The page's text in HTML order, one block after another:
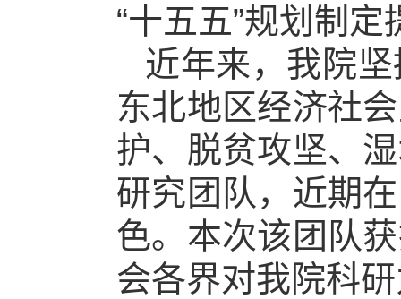
“十五五”规划制
近年来，我院
东北地区经济社
护、脱贫攻坚、
研究团队，近期
色。本次该团队
会各界对我院科